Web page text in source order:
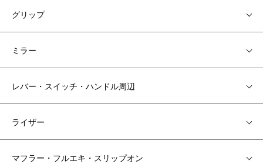
グリップ
ミラー
レバー・スイッチ・ハンドル周辺
ライザー
マフラー・フルエキ・スリップオン